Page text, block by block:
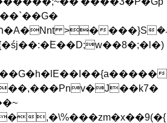
��G�
,�\%���zm�x��9(�{